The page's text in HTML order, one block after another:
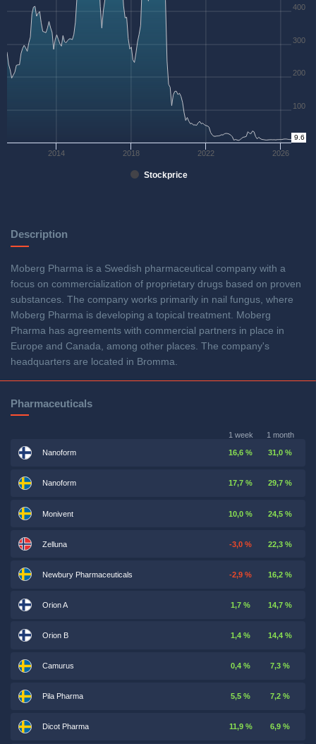
Stockprice
2014 2018 2022 2026
0
100
200
300
400
9.6
Description
Moberg Pharma is a Swedish pharmaceutical company with a
focus on commercialization of proprietary drugs based on proven
substances. The company works primarily in nail fungus, where
Moberg Pharma is developing a topical treatment. Moberg
Pharma has agreements with commercial partners in place in
Europe and Canada, among other places. The company's
headquarters are located in Bromma.
Pharmaceuticals
1 week 1 month
Nanoform 16,6 % 31,0 %
Nanoform 17,7 % 29,7 %
Monivent 10,0 % 24,5 %
Zelluna -3,0 % 22,3 %
Newbury Pharmaceuticals -2,9 % 16,2 %
Orion A 1,7 % 14,7 %
Orion B 1,4 % 14,4 %
Camurus 0,4 % 7,3 %
Pila Pharma 5,5 % 7,2 %
Dicot Pharma 11,9 % 6,9 %